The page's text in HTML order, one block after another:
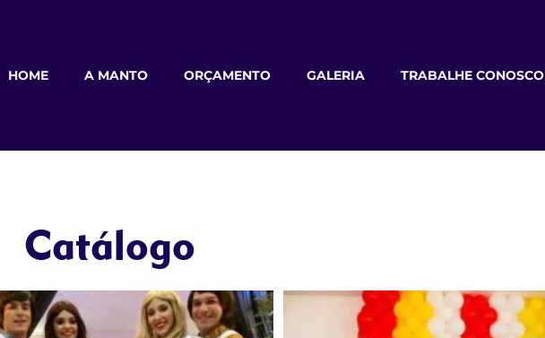
HOME A MANTO ORÇAMENTO GALERIA TRABALHE CONOSCO
Catálogo